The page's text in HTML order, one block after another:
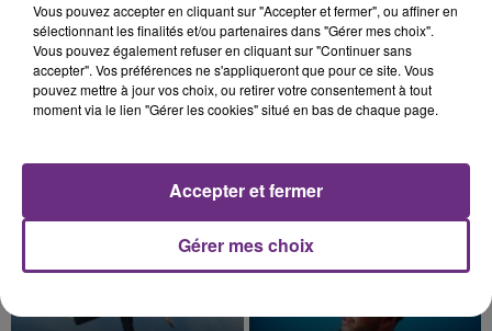
12h22
12h22 12h20
12h20
Vous pouvez accepter en cliquant sur "Accepter et fermer", ou affiner en
sélectionnant les finalités et/ou partenaires dans "Gérer mes choix".
Vous pouvez également refuser en cliquant sur "Continuer sans
accepter". Vos préférences ne s'appliqueront que pour ce site. Vous
pouvez mettre à jour vos choix, ou retirer votre consentement à tout
moment via le lien "Gérer les cookies" situé en bas de chaque page.
Gérer mes choix
Accepter et fermer